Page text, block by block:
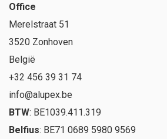
Office
Merelstraat 51
3520 Zonhoven
België
+32 456 39 31 74
info@alupex.be
BTW: BE1039.411.319
Belfius: BE71 0689 5980 9569